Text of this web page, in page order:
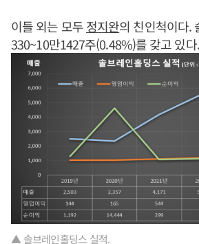
이들 외는 모두정지완의 친인척이다.
330~10만1427주(0.48%)를 갖고 있다.
▲ 솔브레인홀딩스 실적.